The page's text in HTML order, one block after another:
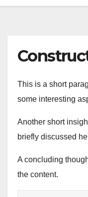
This is a short
some interesting
Another short
briefly discussed
A concluding
the content.